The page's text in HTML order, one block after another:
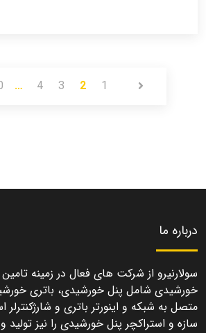
1
2
3
4
…
درباره ما
سولارنیرو از شرکت های فعال در زمینه
خورشیدی شامل پنل خورشیدی، باتری
متصل به شبکه و اینورتر باتری و
سازه و استراکچر پنل خورشیدی را نیز تولید